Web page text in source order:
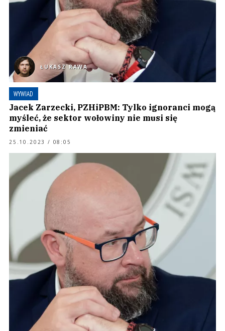
ŁUKASZ RAWA
WYWIAD
Jacek Zarzecki, PZHiPBM: Tylko ignoranci mogą
myśleć, że sektor wołowiny nie musi się
zmieniać
25.10.2023 / 08:05